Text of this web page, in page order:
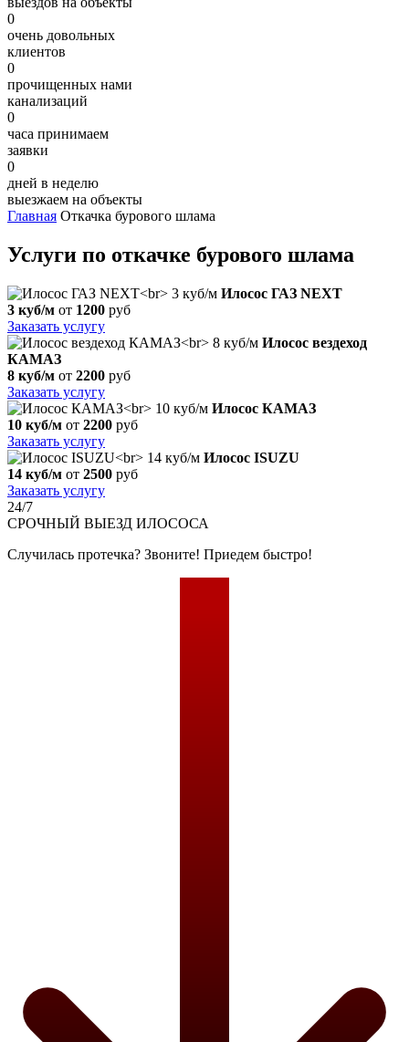
0
очень довольных
клиентов
0
прочищенных нами
канализаций
0
часа принимаем
заявки
0
дней в неделю
выезжаем на объекты
Главная Откачка бурового шлама
Услуги по откачке бурового шлама
Илосос ГАЗ NEXT
3 куб/м от 1200 руб
Заказать услугу
Илосос вездеход
КАМАЗ
8 куб/м от 2200 руб
Заказать услугу
Илосос КАМАЗ
10 куб/м от 2200 руб
Заказать услугу
Илосос ISUZU
14 куб/м от 2500 руб
Заказать услугу
24/7
СРОЧНЫЙ ВЫЕЗД ИЛОСОСА
Случилась протечка? Звоните! Приедем быстро!